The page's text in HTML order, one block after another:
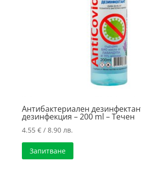
Антибактериален
дезинфекция – 200 ml – Течен
4.55 €/ 8.90 лв.
Запитване